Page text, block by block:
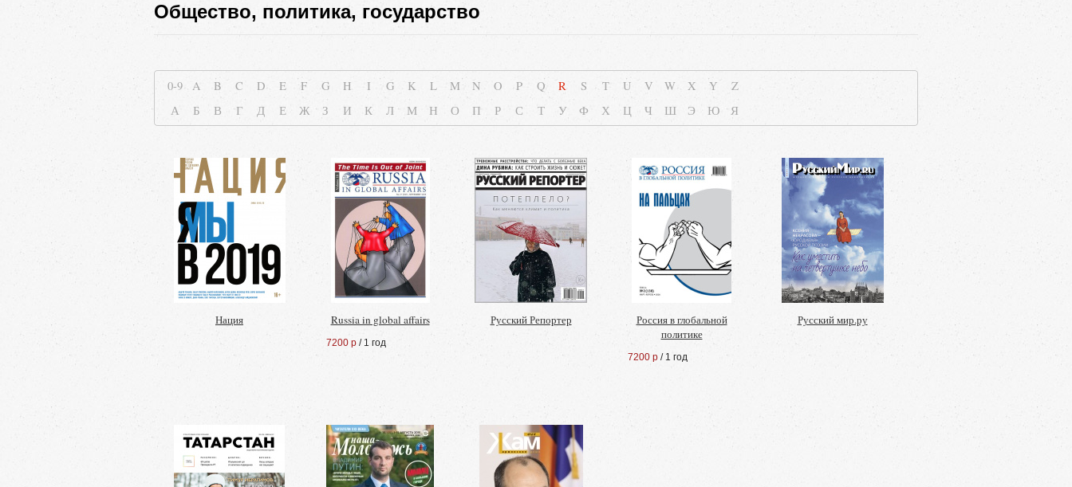
Общество, политика, государство
0-9 A B C D E F G H I G K L M N O P Q R S T U V W X Y
Z
А
Б В Г Д Е Ж З И К Л М Н О П Р С Т У Ф Х Ц Ч Ш Э Ю Я
Нация Russia in global affairs
7200 р / 1 год
Русский Репортер
Россия в глобальной
политике
7200 р / 1 год
Русский мир.ру